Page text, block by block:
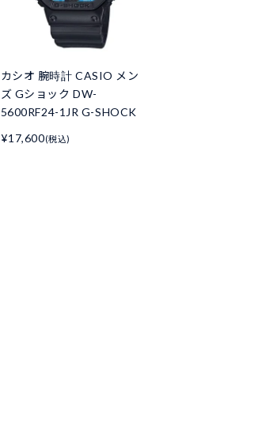
カシオ 腕時計 CASIO メン
ズ Gショック DW-
5600RF24-1JR G-SHOCK
¥17,600(税込)